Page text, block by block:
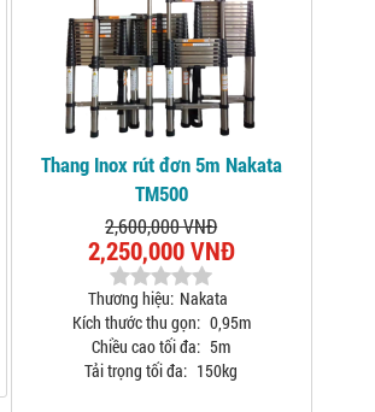
Thang Inox rút đơn 5m Nakata
TM500
2,600,000 VNĐ
2,250,000 VNĐ
Thương hiệu: Nakata
Kích thước thu gọn: 0,95m
Chiều cao tối đa: 5m
Tải trọng tối đa: 150kg